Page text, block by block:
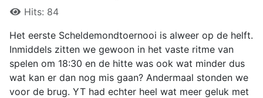
Hits: 84
Het eerste Scheldemondtoernooi is alweer op de helft.
Inmiddels zitten we gewoon in het vaste ritme van
spelen om 18:30 en de hitte was ook wat minder dus
wat kan er dan nog mis gaan? Andermaal stonden we
voor de brug. YT had echter heel wat meer geluk met